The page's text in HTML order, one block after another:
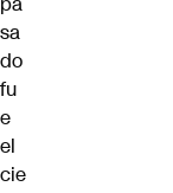
sa
do
fu
e
el
cie